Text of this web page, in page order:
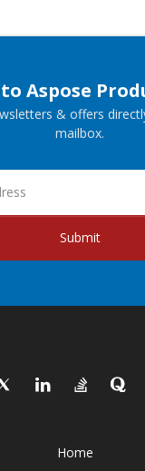
Aspose
& offers
mailbox.
Submit
Home